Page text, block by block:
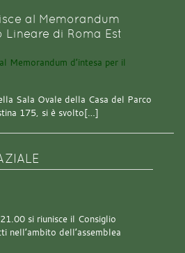
al Memorandum
Lineare di Roma Est
Sala Ovale della Casa del Parco
175, si è svolto[…]
si riunisce il Consiglio
nell’ambito dell’assemblea